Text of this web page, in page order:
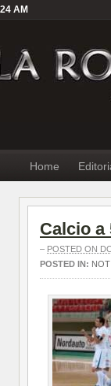
AM
Home
Calcio a
– POSTED ON
POSTED IN: